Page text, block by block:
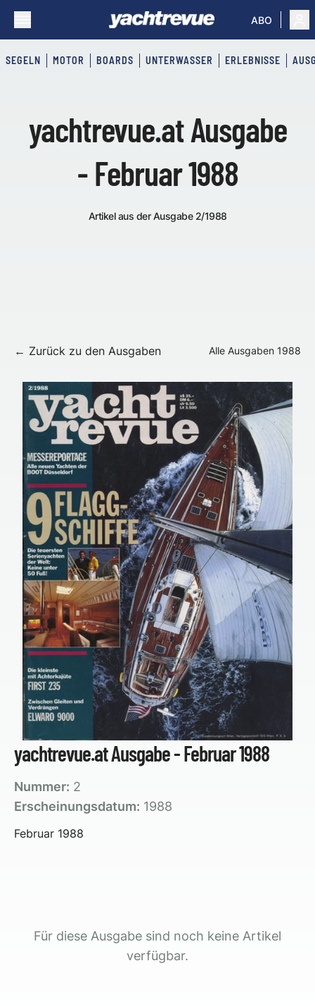
ABO
SEGELN MOTOR BOARDS UNTERWASSER ERLEBNISSE
yachtrevue.at Ausgabe
- Februar 1988
Artikel aus der Ausgabe 2/1988
← Zurück zu den Ausgaben Alle Ausgaben 1988
yachtrevue.at Ausgabe - Februar 1988
Nummer: 2
Erscheinungsdatum: 1988
Februar 1988
Für diese Ausgabe sind noch keine Artikel
verfügbar.